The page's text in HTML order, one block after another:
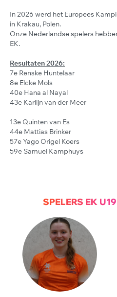
In 2026 werd het Europees
in Krakau, Polen.
Onze Nederlandse spelers
EK.
Resultaten 2026:
7e Renske Huntelaar
8e Elcke Mols
40e Hana al Nayal
43e Karlijn van der Meer
13e Quinten van Es
44e Mattias Brinker
57e Yago Origel Koers
59e Samuel Kamphuys
SPELERS EK